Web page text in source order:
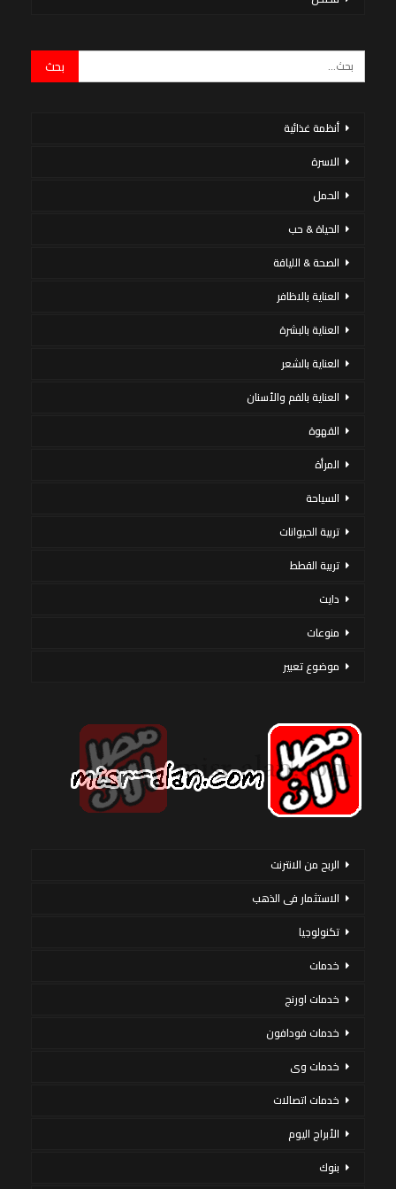
أنظمة غذائية
الاسرة
الحمل
الحياة & حب
الصحة & اللياقة
العناية بالاظافر
العناية بالبشرة
العناية بالشعر
العناية بالفم والأسنان
القهوة
المرأة
السياحة
تربية الحيوانات
تربية القطط
دايت
منوعات
موضوع تعبير
الربح من الانترنت
الاستثمار فى الذهب
تكنولوجيا
خدمات
خدمات اورنج
خدمات فودافون
خدمات وى
خدمات اتصالات
الأبراج اليوم
بنوك